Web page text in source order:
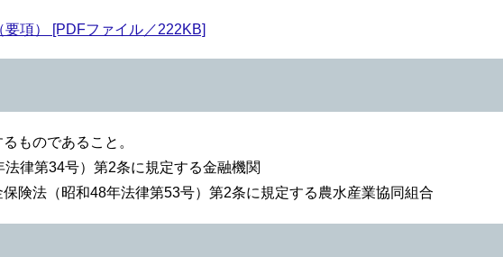
要項） [PDFファイル／222KB]
ものであること。
法律第34号）第2条に規定する金融機関
保険法（昭和48年法律第53号）第2条に規定する農水産業協同組合